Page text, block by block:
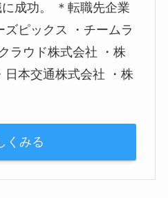
成功。 ＊転職先企業
ピックス ・チームラ
ラウド株式会社 ・株
日本交通株式会社 ・株
くみる